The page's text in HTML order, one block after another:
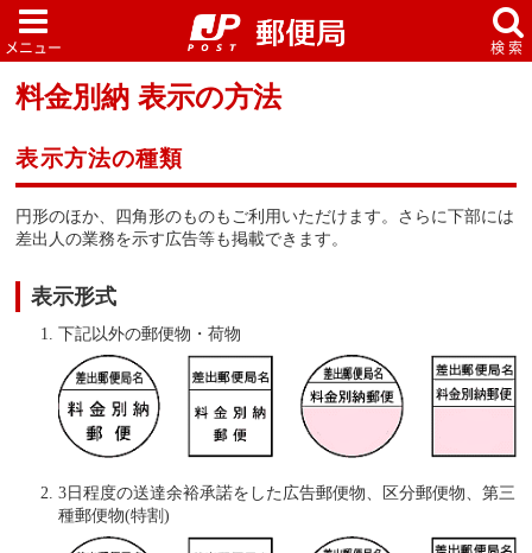
料金別納 表示の方法
表示方法の種類
円形のほか、四角形のものもご利用いただけます。さらに下部には
差出人の業務を示す広告等も掲載できます。
表示形式
下記以外の郵便物・荷物
3日程度の送達余裕承諾をした広告郵便物、区分郵便物、第三
種郵便物(特割)